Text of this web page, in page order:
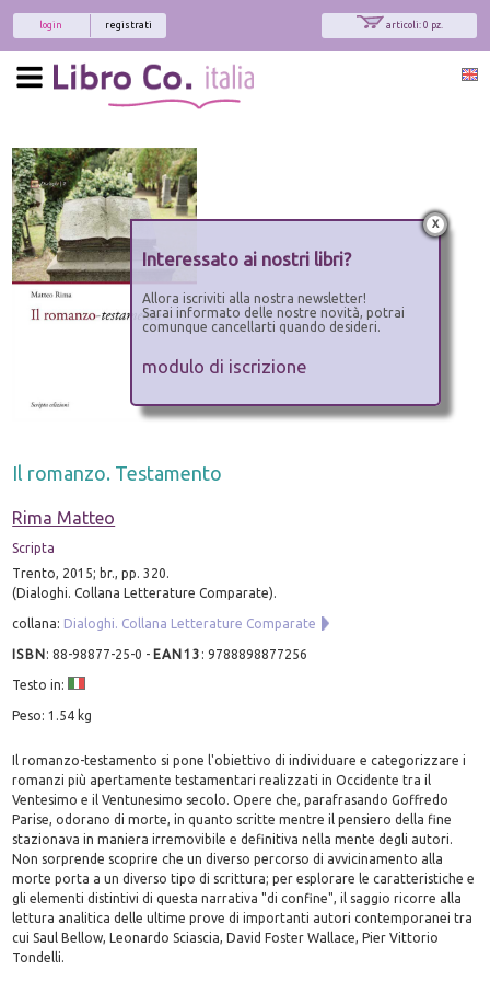
articoli: 0 pz.
registrati
login
Il romanzo. Testamento
Rima Matteo
Scripta
Trento, 2015; br., pp. 320.
(Dialoghi. Collana Letterature Comparate).
collana: Dialoghi. Collana Letterature Comparate
ISBN:88-98877-25-0 - EAN13 :9788898877256
Testo in:
Peso: 1.54 kg
Il romanzo-testamento si pone l'obiettivo di individuare e categorizzare i
romanzi più apertamente testamentari realizzati in Occidente tra il
Ventesimo e il Ventunesimo secolo. Opere che, parafrasando Goffredo
Parise, odorano di morte, in quanto scritte mentre il pensiero della fine
stazionava in maniera irremovibile e definitiva nella mente degli autori.
Non sorprende scoprire che un diverso percorso di avvicinamento alla
morte porta a un diverso tipo di scrittura; per esplorare le caratteristiche e
gli elementi distintivi di questa narrativa "di confine", il saggio ricorre alla
lettura analitica delle ultime prove di importanti autori contemporanei tra
cui Saul Bellow, Leonardo Sciascia, David Foster Wallace, Pier Vittorio
Tondelli.
x
Interessato ai nostri libri?
Allora iscriviti alla nostra newsletter!
Sarai informato delle nostre novità, potrai
comunque cancellarti quando desideri.
modulo di iscrizione